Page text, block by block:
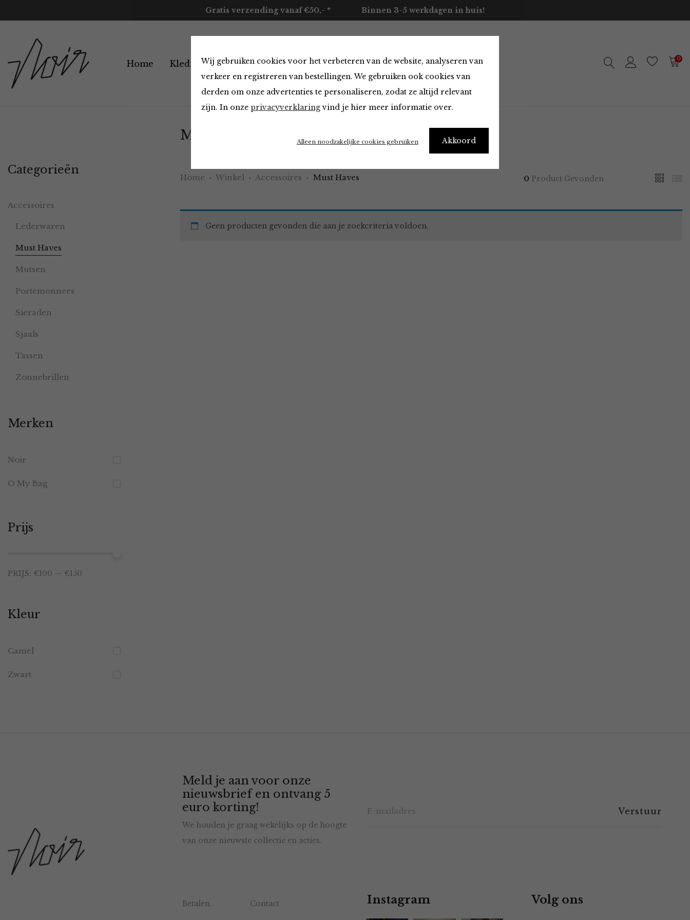
Wij gebruiken cookies voor het verbeteren van de website, analyseren van
verkeer en registreren van bestellingen. We gebruiken ook cookies van
derden om onze advertenties te personaliseren, zodat ze altijd relevant
zijn. In onze privacyverklaringvind je hier meer informatie over.
Akkoord
Alleen noodzakelijke cookies gebruiken
Gratis verzending vanaf €50,- * Binnen 3-5 werkdagen in huis!
Home Kleding Accessoires Merken Over ons Contact 0
Must Haves
Home Winkel Accessoires Must Haves 0 Product Gevonden
Geen producten gevonden die aan je zoekcriteria voldoen.
Categorieën
Accessoires
Lederwaren
Must Haves
Mutsen
Portemonnees
Sieraden
Sjaals
Tassen
Zonnebrillen
Merken
Noir
O My Bag
Prijs
PRIJS: €100 — €150
Kleur
Camel
Zwart
Meld je aan voor onze
nieuwsbrief en ontvang 5
euro korting!
We houden je graag wekelijks op de hoogte
van onze nieuwste collectie en acties.
Betalen Contact Instagram Volg ons